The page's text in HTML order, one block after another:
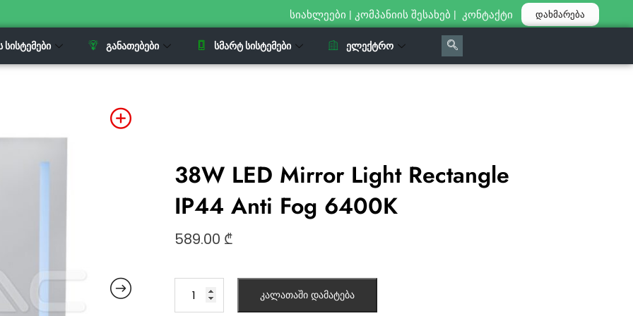
სიახლეები | კომპანიის შესახებ | კონტაქტი დახმარება
ᲡᲘᲡᲢᲔᲛᲔᲑᲘ ᲒᲐᲜᲐᲗᲔᲑᲔᲑᲘ ᲡᲛᲐᲠᲢ ᲡᲘᲡᲢᲔᲛᲔᲑᲘ ᲔᲚᲔᲥᲢᲠᲝ
38W LED Mirror Light Rectangle
IP44 Anti Fog 6400K
589.00 ₾
კალათაში დამატება